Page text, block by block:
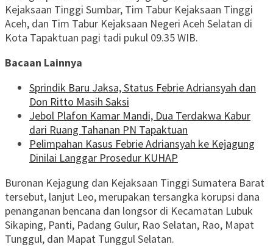
Kejaksaan Tinggi Sumbar, Tim Tabur Kejaksaan Tinggi
Aceh, dan Tim Tabur Kejaksaan Negeri Aceh Selatan di
Kota Tapaktuan pagi tadi pukul 09.35 WIB.
Bacaan Lainnya
Sprindik Baru Jaksa, Status Febrie Adriansyah dan
Don Ritto Masih Saksi
Jebol Plafon Kamar Mandi, Dua Terdakwa Kabur
dari Ruang Tahanan PN Tapaktuan
Pelimpahan Kasus Febrie Adriansyah ke Kejagung
Dinilai Langgar Prosedur KUHAP
Buronan Kejagung dan Kejaksaan Tinggi Sumatera Barat
tersebut, lanjut Leo, merupakan tersangka korupsi dana
penanganan bencana dan longsor di Kecamatan Lubuk
Sikaping, Panti, Padang Gulur, Rao Selatan, Rao, Mapat
Tunggul, dan Mapat Tunggul Selatan.